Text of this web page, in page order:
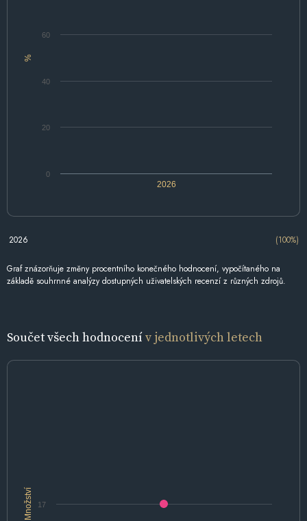
%
2026
0
20
40
60
2026 (100%)
Graf znázorňuje změny procentního konečného hodnocení, vypočítaného na
základě souhrnné analýzy dostupných uživatelských recenzí z různých zdrojů.
Součet všech hodnocenív jednotlivých letech
Množství 17